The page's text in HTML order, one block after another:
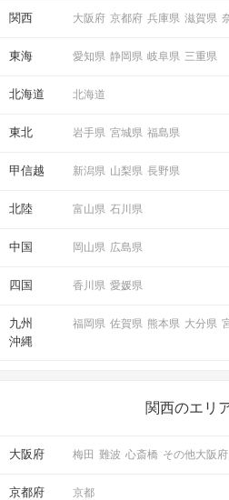
関西 大阪府 京都府 兵庫県 滋賀県
東海 愛知県 静岡県 岐阜県 三重県
北海道 北海道
東北 岩手県 宮城県 福島県
甲信越 新潟県 山梨県 長野県
北陸 富山県 石川県
中国 岡山県 広島県
四国 香川県 愛媛県
九州
沖縄
福岡県 佐賀県 熊本県 大分県
関西のエリ
大阪府 梅田 難波 心斎橋 その他大阪府
京都府 京都